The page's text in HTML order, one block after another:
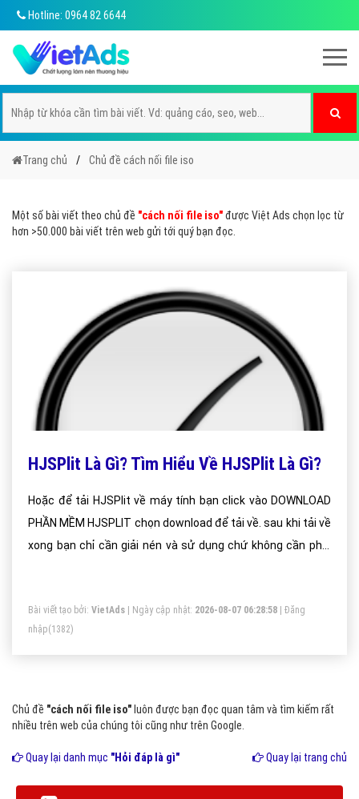
Hotline: 0964 82 6644
Trang chủ Chủ đề cách nối file iso
Một số bài viết theo chủ đề "cách nối file iso"được Việt Ads chọn lọc từ
hơn >50.000 bài viết trên web gửi tới quý bạn đọc.
HJSPlit Là Gì? Tìm Hiểu Về HJSPlit Là Gì?
Hoặc để tải HJSPlit về máy tính bạn click vào DOWNLOAD
PHẦN MỀM HJSPLIT chọn download để tải về. sau khi tải về
xong bạn chỉ cần giải nén và sử dụng chứ không cần phải
Bài viết tạo bởi: VietAds | Ngày cập nhật: 2026-08-07 06:28:58
Đăng
nhập(1382)
Chủ đề "cách nối file iso" luôn được bạn đọc quan tâm và tìm kiếm rất
nhiều trên web của chúng tôi cũng như trên Google.
Quay lại danh mục "Hỏi đáp là gì" Quay lại trang chủ